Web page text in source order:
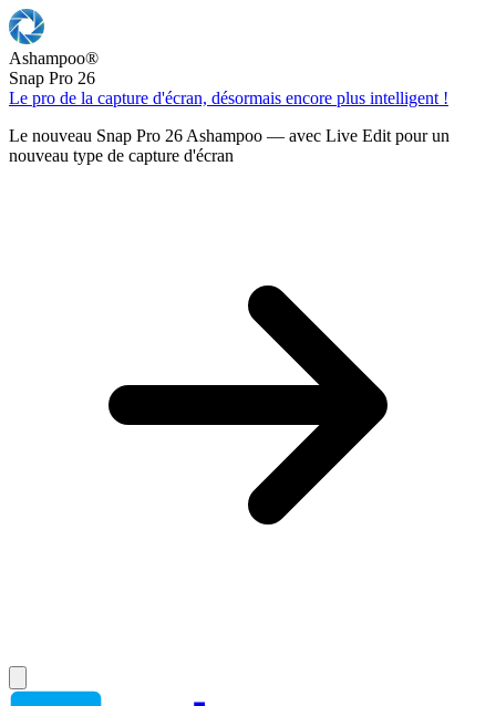
Ashampoo®
Snap Pro 26
Le pro de la capture d'écran, désormais encore plus intelligent !
Le nouveau Snap Pro 26 Ashampoo — avec Live Edit pour un
nouveau type de capture d'écran